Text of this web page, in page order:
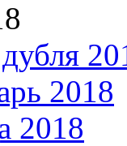
2018
2018